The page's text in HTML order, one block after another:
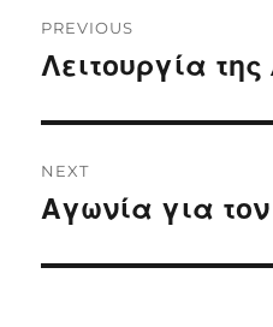
navigation
PREVIOUS
Previous
Λειτουργία
NEXT
Next
Αγωνία για